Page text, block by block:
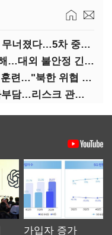
(긴급진단)"미 중동외교 정책 무너졌다…5차 중동전 가능성은 낮아"
윤 대통령 "국제분쟁 배제 못해…대외 불안정 긴밀대응"
한미일, 해양차단훈련·대해적훈련…"북한 위협 억제"
윤 대통령 "이·팔 사태로 물가부담…리스크 관리 만전 기해야"
가입자 증가